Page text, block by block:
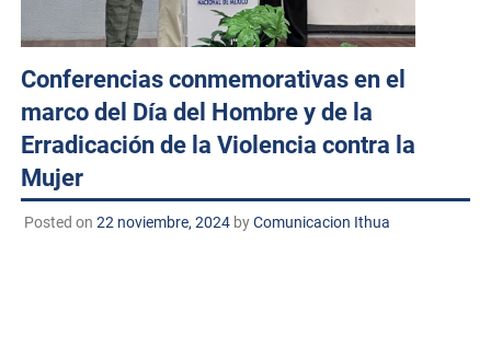
Conferencias conmemorativas en el
marco del Día del Hombre y de la
Erradicación de la Violencia contra la
Mujer
Posted on 22 noviembre, 2024byComunicacion Ithua